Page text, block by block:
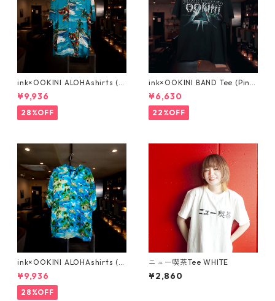
ink×OOKINI ALOHAshirts (0
3)
¥9,936
28%OFF
ink×OOKINI BAND Tee (Pink
Floyd ピンクフロイド)
¥6,630
22%OFF
ink×OOKINI ALOHAshirts (0
6)
¥9,936
28%OFF
ニュー喫茶Tee WHITE
¥2,860